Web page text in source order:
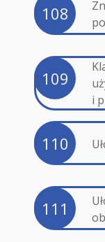
108
109
i
110
111